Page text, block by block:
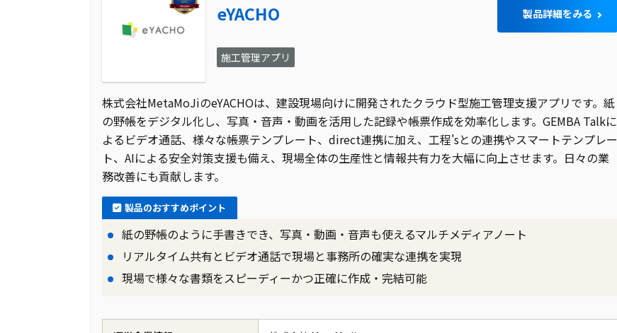
eYACHO 製品詳細をみる
施工管理アプリ
株式会社MetaMoJiのeYACHOは、建設現場向けに開発されたクラウド型施工管理支援アプリです。紙
の野帳をデジタル化し、写真・音声・動画を活用した記録や帳票作成を効率化します。GEMBA Talkに
よるビデオ通話、様々な帳票テンプレート、direct連携に加え、工程'sとの連携やスマートテンプレー
ト、AIによる安全対策支援も備え、現場全体の生産性と情報共有力を大幅に向上させます。日々の業
務改善にも貢献します。
製品のおすすめポイント
紙の野帳のように手書きでき、写真・動画・音声も使えるマルチメディアノート
リアルタイム共有とビデオ通話で現場と事務所の確実な連携を実現
現場で様々な書類をスピーディーかつ正確に作成・完結可能